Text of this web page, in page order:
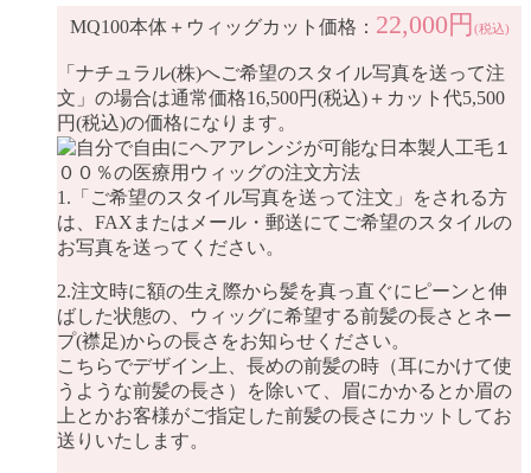
MQ100本体＋ウィッグカット価格： 22,000円 (税込)
「ナチュラル(株)へご希望のスタイル写真を送って注
文」の場合は通常価格16,500円(税込)＋カット代5,500
円(税込)の価格になります。
1.「ご希望のスタイル写真を送って注文」をされる方
は、FAXまたはメール・郵送にてご希望のスタイルの
お写真を送ってください。
2.注文時に額の生え際から髪を真っ直ぐにピーンと伸
ばした状態の、ウィッグに希望する前髪の長さとネー
プ(襟足)からの長さをお知らせください。
こちらでデザイン上、長めの前髪の時（耳にかけて使
うような前髪の長さ）を除いて、眉にかかるとか眉の
上とかお客様がご指定した前髪の長さにカットしてお
送りいたします。